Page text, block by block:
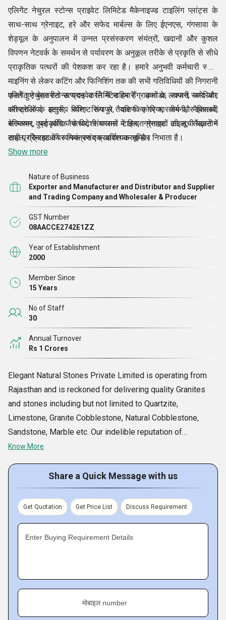
एलिगेंट नेचुरल स्टोन्स प्राइवेट लिमिटेड मैकेनाइज्ड टाइलिंग प्लांट्स के
साथ-साथ ग्रेनाइट, हरे और सफेद मार्बल्स के लिए ईएनएस, गंगसावा के
शेड्यूल के अनुपालन में उन्नत प्रसंस्करण संयंत्रों, खदानों और कुशल
विपणन नेटवर्क के समर्थन से पर्यावरण के अनुकूल तरीके से प्रकृति से सीधे
प्राकृतिक पत्थरों की पेशकश कर रहा है। हमारे अनुभवी कर्मचारी स्टोन
माइनिंग से लेकर कटिंग और फिनिशिंग तक की सभी गतिविधियों की निगरानी
करते हुए बेहतरीन उत्पादन करने में माहिर हैं। कनाडा, जापान, अमेरिका,
ऑस्ट्रेलिया, इटली, स्पेन, सिंगापुर, दक्षिण कोरिया, जर्मनी, मैक्सिको,
बेल्जियम, दुबई आदि जैसे विदेशी बाजारों में स्थित ग्राहकों की सूची बढ़ाने में
सभी प्रक्रियाओं पर नियंत्रण एक आवश्यक भूमिका निभाता है।
एलिगेंट नेचुरल स्टोन्स प्राइवेट लिमिटेड हमारे ग्राहकों के लक्जरी स्वाद और
वरीयताओं के अनुरूप विशिष्ट रूप से तैयार किए गए भारतीय और इतालवी
संगमरमर, प्राकृतिक पत्थर, संगमरमर टाइल, ग्रेनाइट टाइल, सैंडस्टोन
टाइल, ग्रेनाइट की व्यापक पसंद प्रदर्शित करता है।
Show more
Nature of Business
Exporter and Manufacturer and Distributor and Supplier
and Trading Company and Wholesaler & Producer
GST Number
08AACCE2742E1ZZ
Year of Establishment
2000
Member Since
15 Years
No of Staff
30
Annual Turnover
Rs 1 Crores
Elegant Natural Stones Private Limited is operating from
Rajasthan and is reckoned for delivering quality Granites
and stones including but not limited to Quartzite,
Limestone, Granite Cobblestone, Natural Cobblestone,
Sandstone, Marble etc. Our indelible reputation of
manufacturer and exporter in this field is attributed to our
cost effective manner. We are engaged in the extraction of
stones, granites from quarries. Post quarrying, all the slabs
are taken to our processing facility where these are
segmented and finished as per the buyers requirements.
Know More
Share a Quick Message with us
Get Quotation Get Price List Discuss Requirement
Enter Buying Requirement Details
मोबाइल number